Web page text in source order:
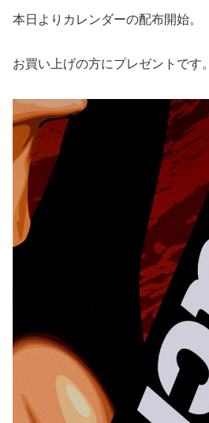
本日よりカレンダーの配布開始。
お買い上げの方にプレゼントです。